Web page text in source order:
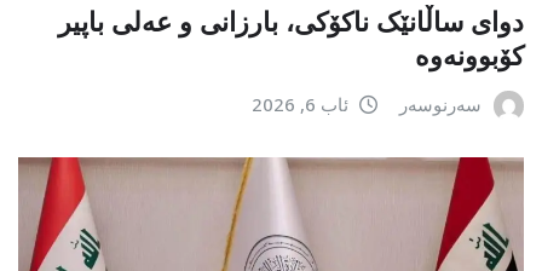
دوای ساڵانێک ناکۆکی، بارزانی و عەلی باپیر
کۆبوونەوە
سەرنوسەر ئاب 6, 2026